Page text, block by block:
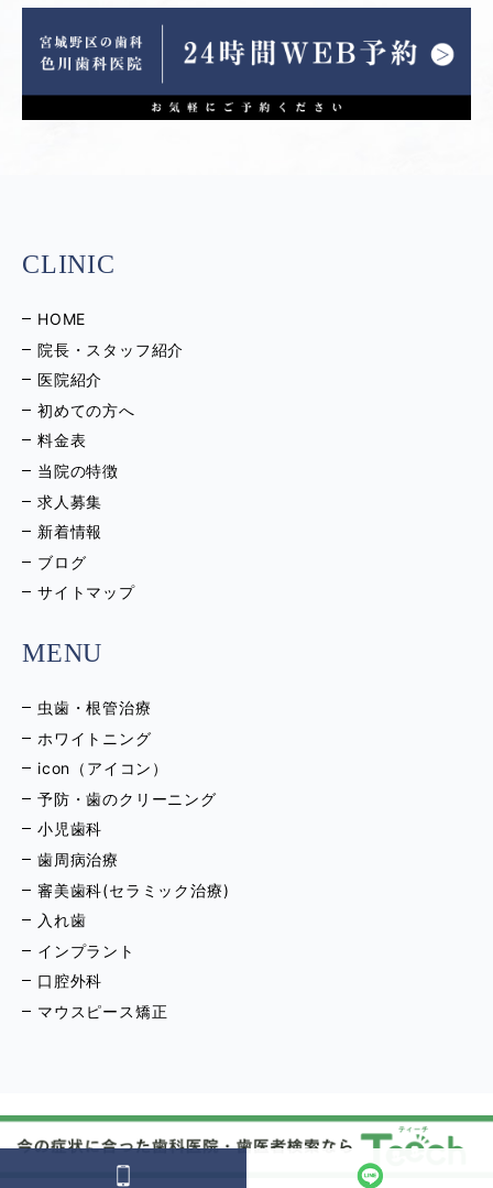
CLINIC
HOME
院長・スタッフ紹介
医院紹介
初めての方へ
料金表
当院の特徴
求人募集
新着情報
ブログ
サイトマップ
MENU
虫歯・根管治療
ホワイトニング
icon（アイコン）
予防・歯のクリーニング
小児歯科
歯周病治療
審美歯科(セラミック治療)
入れ歯
インプラント
口腔外科
マウスピース矯正